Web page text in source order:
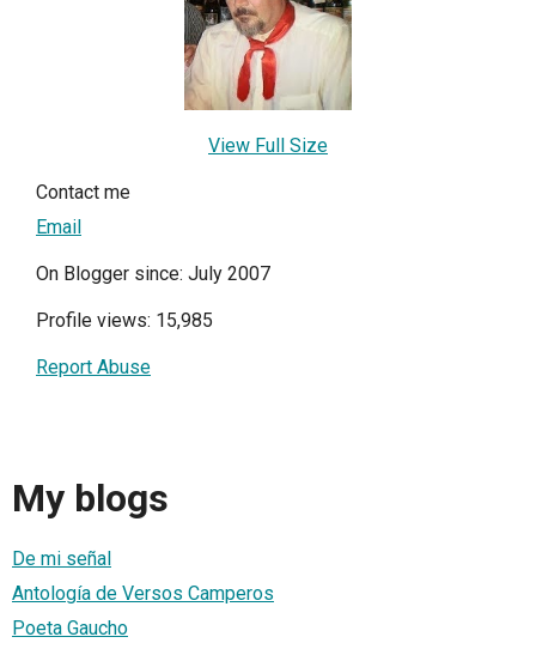
View Full Size
Contact me
Email
On Blogger since: July 2007
Profile views: 15,985
Report Abuse
My blogs
De mi señal
Antología de Versos Camperos
Poeta Gaucho